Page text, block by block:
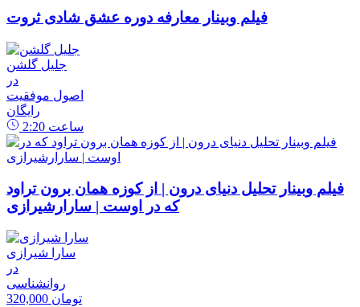
فیلم وبینار معارفه دوره عشق شادی ثروت
جلیل گلشن
در
اصول موفقیت
رایگان
2:20 ساعت
فیلم وبینار تحلیل دنیای درون | از کوزه همان برون تراود
که در اوست | سارارشیرازی
سارا شیرازی
در
روانشناسی
320,000 تومان